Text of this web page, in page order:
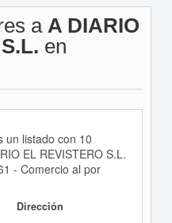
a A DIARIO
en
un listado con 10
EL REVISTERO S.L.
- Comercio al por
Dirección